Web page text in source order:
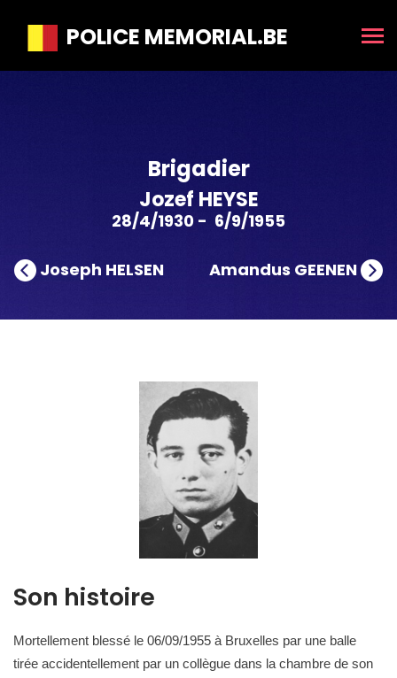
POLICE MEMORIAL.BE
Brigadier
Jozef HEYSE
28/4/1930 - 6/9/1955
Joseph HELSEN Amandus GEENEN
Son histoire
Mortellement blessé le 06/09/1955 à Bruxelles par une balle
tirée accidentellement par un collègue dans la chambre de son